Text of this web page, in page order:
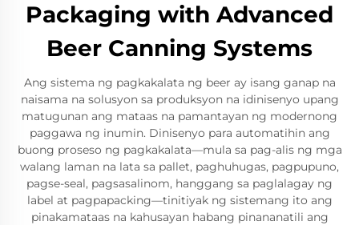
Packaging with Advanced
Beer Canning Systems
Ang sistema ng pagkakalata ng beer ay isang ganap na
naisama na solusyon sa produksyon na idinisenyo upang
matugunan ang mataas na pamantayan ng modernong
paggawa ng inumin. Dinisenyo para automatihin ang
buong proseso ng pagkakalata—mula sa pag-alis ng mga
walang laman na lata sa pallet, paghuhugas, pagpupuno,
pagse-seal, pagsasalinom, hanggang sa paglalagay ng
label at pagpapacking—tinitiyak ng sistemang ito ang
pinakamataas na kahusayan habang pinananatili ang